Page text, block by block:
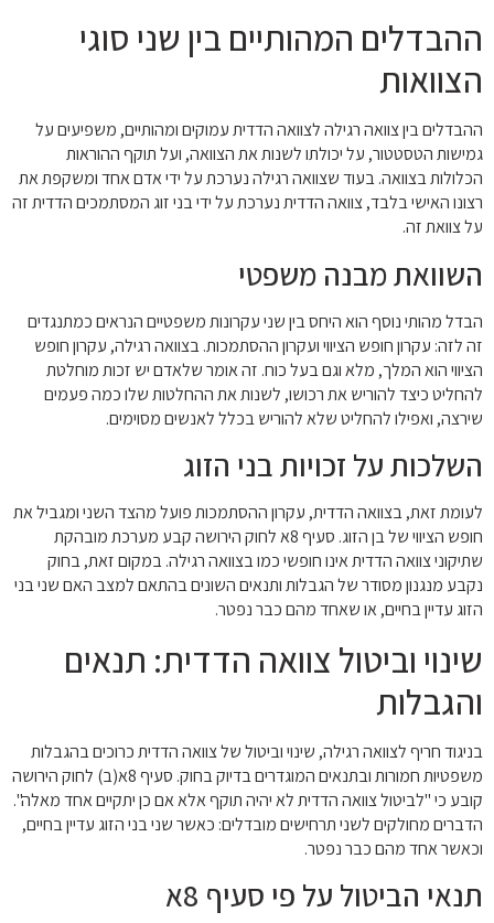
ההבדלים המהותיים בין שני סוגי
הצוואות
ההבדלים בין צוואה רגילה לצוואה הדדית עמוקים ומהותיים, משפיעים על
גמישות הטסטטור, על יכולתו לשנות את הצוואה, ועל תוקף ההוראות
הכלולות בצוואה. בעוד שצוואה רגילה נערכת על ידי אדם אחד ומשקפת את
רצונו האישי בלבד, צוואה הדדית נערכת על ידי בני זוג המסתמכים הדדית זה
על צוואת זה.
השוואת מבנה משפטי
הבדל מהותי נוסף הוא היחס בין שני עקרונות משפטיים הנראים כמתנגדים
זה לזה: עקרון חופש הציווי ועקרון ההסתמכות. בצוואה רגילה, עקרון חופש
הציווי הוא המלך, מלא וגם בעל כוח. זה אומר שלאדם יש זכות מוחלטת
להחליט כיצד להוריש את רכושו, לשנות את ההחלטות שלו כמה פעמים
שירצה, ואפילו להחליט שלא להוריש בכלל לאנשים מסוימים.
השלכות על זכויות בני הזוג
לעומת זאת, בצוואה הדדית, עקרון ההסתמכות פועל מהצד השני ומגביל את
חופש הציווי של בן הזוג. סעיף 8א לחוק הירושה קבע מערכת מובהקת
שתיקוני צוואה הדדית אינו חופשי כמו בצוואה רגילה. במקום זאת, בחוק
נקבע מנגנון מסודר של הגבלות ותנאים השונים בהתאם למצב האם שני בני
הזוג עדיין בחיים, או שאחד מהם כבר נפטר.
שינוי וביטול צוואה הדדית: תנאים
והגבלות
בניגוד חריף לצוואה רגילה, שינוי וביטול של צוואה הדדית כרוכים בהגבלות
משפטיות חמורות ובתנאים המוגדרים בדיוק בחוק. סעיף 8א(ב) לחוק הירושה
קובע כי "לביטול צוואה הדדית לא יהיה תוקף אלא אם כן יתקיים אחד מאלה".
הדברים מחולקים לשני תרחישים מובדלים: כאשר שני בני הזוג עדיין בחיים,
וכאשר אחד מהם כבר נפטר.
תנאי הביטול על פי סעיף 8א